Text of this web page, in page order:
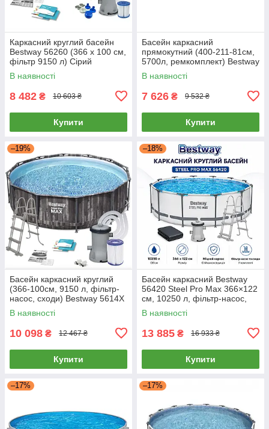
Каркасний круглий басейн
Bestway 56260 (366 x 100 см,
фільтр 9150 л) Сірий
В наявності
8 482 ₴ 10 603 ₴
Купити
Басейн каркасний
прямокутний (400-211-81см,
5700л, ремкомплект) Bestway
56405 Синій
В наявності
7 626 ₴ 9 532 ₴
Купити
–19%
Басейн каркасний круглий
(366-100см, 9150 л, фільтр-
насос, сходи) Bestway 5614X
Сірий
В наявності
10 098 ₴ 12 467 ₴
Купити
–18%
Басейн каркасний Bestway
56420 Steel Pro Max 366×122
см, 10250 л, фільтр-насос,
сходи, тент
В наявності
13 885 ₴ 16 933 ₴
Купити
–17% –17%